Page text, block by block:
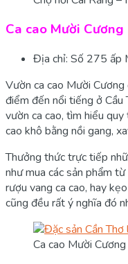
Ca cao Mười Cương
Địa chỉ: Số 275 ấp
Vườn ca cao Mười
điểm đến nổi tiếng ở Cầu
vườn ca cao, tìm hiểu
cao khô bằng nồi gang,
Thưởng thức trực tiếp
như mua các sản phẩm
rượu vang ca cao, hay
cũng đều rất ý nghĩa đó
Ca cao Mười Cương